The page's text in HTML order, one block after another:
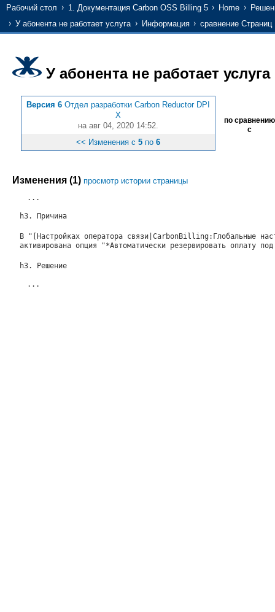
Рабочий стол 1. Документация Carbon OSS Billing 5 Home
У абонента не работает услуга
Информация сравнение Страниц
У абонента не работает услуга
Версия 6 Отдел разработки Carbon Reductor DPI
X
на авг 04, 2020 14:52.
<< Изменения с 5 по 6
по сравнению
с
Изменения (1) просмотр истории страницы
...
h3. Причина
В "[Настройках оператора связи|CarbonBilling:Глобальные
активирована опция "*Автоматически резервировать оплату
h3. Решение
...